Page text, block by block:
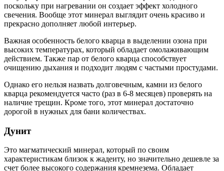
поскольку при нагревании он создает эффект холодного
свечения. Вообще этот минерал выглядит очень красиво и
прекрасно дополняет любой интерьер.
Важная особенность белого кварца в выделении озона при
высоких температурах, который обладает омолаживающим
действием. Также пар от белого кварца способствует
очищению дыхания и подходит людям с частыми простудами.
Однако его нельзя назвать долговечным, камни из белого
кварца рекомендуется часто (раз в 6-8 месяцев) проверять на
наличие трещин. Кроме того, этот минерал достаточно
дорогой в нужных для бани количествах.
Дунит
Это магматический минерал, который по своим
характеристикам близок к жадеиту, но значительно дешевле за
счет более высокого содержания кремнезема. Обладает